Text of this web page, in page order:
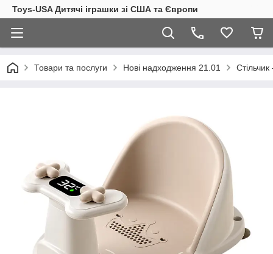
Toys-USA Дитячі іграшки зі США та Європи
Товари та послуги Нові надходження 21.01